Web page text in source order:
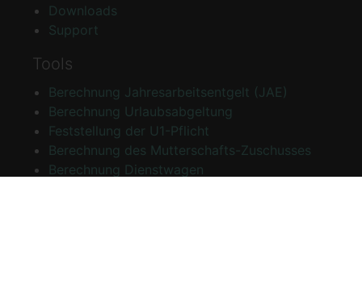
Downloads
Support
Tools
Berechnung Jahresarbeitsentgelt (JAE)
Berechnung Urlaubsabgeltung
Feststellung der U1-Pflicht
Berechnung des Mutterschafts-Zuschusses
Berechnung Dienstwagen